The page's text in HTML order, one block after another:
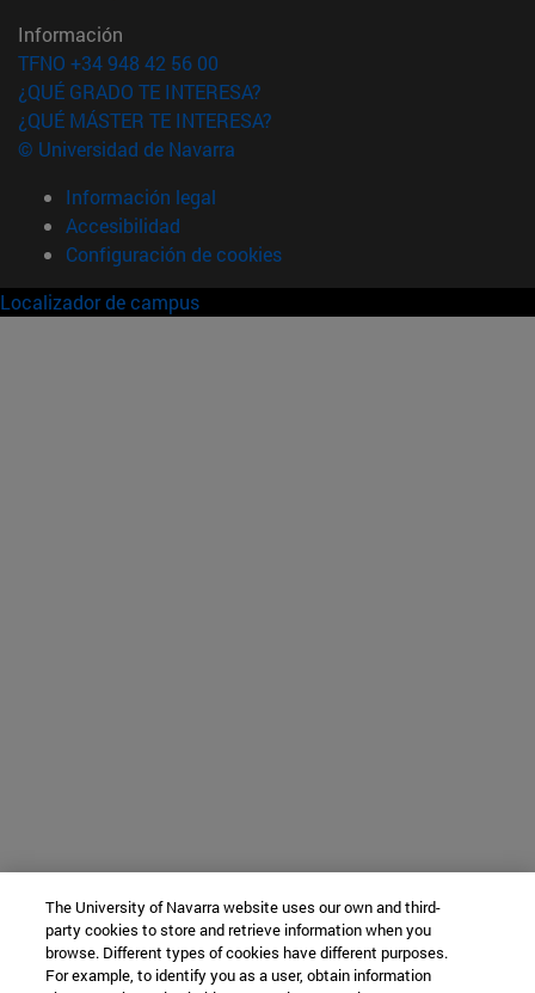
Información
TFNO +34 948 42 56 00
¿QUÉ GRADO TE INTERESA?
¿QUÉ MÁSTER TE INTERESA?
© Universidad de Navarra
Información legal
Accesibilidad
Configuración de cookies
Localizador de campus
The University of Navarra website uses our own and third-
party cookies to store and retrieve information when you
browse. Different types of cookies have different purposes.
For example, to identify you as a user, obtain information